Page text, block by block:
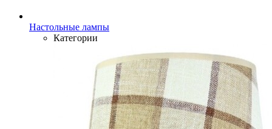
Настольные лампы
Категории